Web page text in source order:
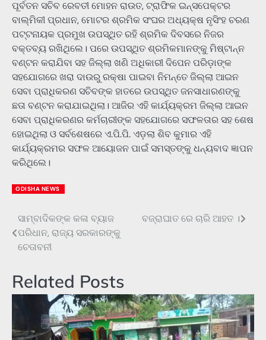
ପୂର୍ବତନ ସଚିବ ରେବତୀ ମୋହନ ରାଉତ, ଟ୍ରାଫିକ ଇନ୍ସପେକ୍ଟର
ବାଲ୍ମିକୀ ପ୍ରଧାନ, ମୋଟର ଶ୍ରମିକ ସଂଘର ଅଧ୍ୟକ୍ଷ ନୃସିଂହ ଚରଣ
ପଟ୍ଟନାୟକ ପ୍ରମୁଖ ଉପସ୍ଥିତ ରହି ଶ୍ରମିକ ଦିବସରେ ନିଜର
ବକ୍ତବ୍ୟ ରଖିଥିଲେ। ପରେ ଉପସ୍ଥିତ ଶ୍ରମିକମାନଙ୍କୁ ମିଷ୍ଟାନ୍ନ
ବଣ୍ଟନ କରାଯିବା ସହ ଜିଲ୍ଲା ଖଣି ଅଧିକାରୀ ଦିପେନ ପରିଡ଼ାଙ୍କ
ସହଯୋଗରେ ଖରା ଦାଉରୁ ରକ୍ଷା ପାଇବା ନିମନ୍ତେ ଜିଲ୍ଲା ଆଇନ
ସେବା ପ୍ରାଧିକରଣ ସଚିବଙ୍କ ହାତରେ ଉପସ୍ଥିତ ଜନସାଧାରଣଙ୍କୁ
ଛତା ବଣ୍ଟନ କରାଯାଇଥିଲା। ଆଜିର ଏହି କାର୍ଯ୍ୟକ୍ରମ ଜିଲ୍ଲା ଆଇନ
ସେବା ପ୍ରାଧିକରଣର କର୍ମଚାରୀଙ୍କ ସହଯୋଗରେ ସଫଳତାର ସହ ଶେଷ
ହୋଇଥିଲା ଓ ସର୍ବଶେଷରେ ଏ.ପି.ପି. ଏଡ଼ଲା ଶିବ କୁମାର ଏହି
କାର୍ଯ୍ୟକ୍ରମର ସଫଳ ଆୟୋଜନ ପାଇଁ ସମସ୍ତଙ୍କୁ ଧନ୍ୟବାଦ ଜ୍ଞାପନ
କରିଥିଲେ।
ODISHA NEWS
Post
navigation
ସାମ୍ବାଦିକଙ୍କ କଳା ବ୍ୟାଜ
ପରିଧାନ, ରାଜ୍ୟ ସରକାରଙ୍କୁ
ଚେତାବନୀ
ବଜ୍ରାଘାତ ରେ ଚାରି ଆହତ ।
Related Posts